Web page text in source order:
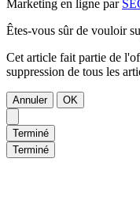
Marketing en ligne par
Êtes-vous sûr de vouloir
Cet article fait partie de
suppression de tous les
Annuler OK
Terminé
Terminé